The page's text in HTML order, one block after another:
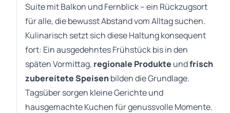
Suite mit Balkon und Fernblick – ein Rückzugsort
für alle, die bewusst Abstand vom Alltag suchen.
Kulinarisch setzt sich diese Haltung konsequent
fort: Ein ausgedehntes Frühstück bis in den
späten Vormittag, regionale Produkte undfrisch
zubereitete Speisenbilden die Grundlage.
Tagsüber sorgen kleine Gerichte und
hausgemachte Kuchen für genussvolle Momente.